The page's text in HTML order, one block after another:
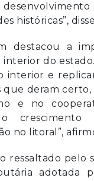
históricas”,
destacou a
do estado.
interior e
que deram certo,
e no
o
no litoral”,
ressaltado pelo
adotada